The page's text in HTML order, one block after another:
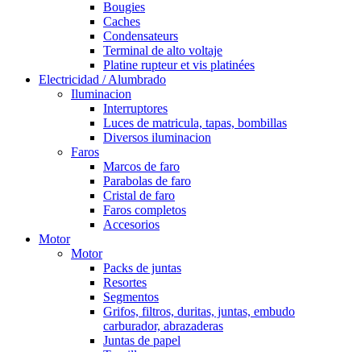
Bougies
Caches
Condensateurs
Terminal de alto voltaje
Platine rupteur et vis platinées
Electricidad / Alumbrado
Iluminacion
Interruptores
Luces de matricula, tapas, bombillas
Diversos iluminacion
Faros
Marcos de faro
Parabolas de faro
Cristal de faro
Faros completos
Accesorios
Motor
Motor
Packs de juntas
Resortes
Segmentos
Grifos, filtros, duritas, juntas, embudo
carburador, abrazaderas
Juntas de papel